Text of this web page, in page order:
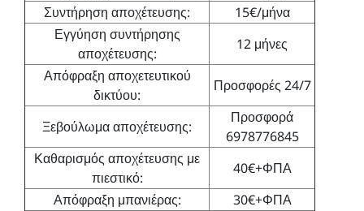
Συντήρηση αποχέτευσης:
15€/μήνα
Εγγύηση συντήρησης
αποχέτευσης:
12 μήνες
Απόφραξη αποχετευτικού
δικτύου:
Προσφορές 24/7
Ξεβούλωμα αποχέτευσης:
Προσφορά
6978776845
Καθαρισμός αποχέτευσης με
πιεστικό:
40€+ΦΠΑ
Απόφραξη μπανιέρας:
30€+ΦΠΑ